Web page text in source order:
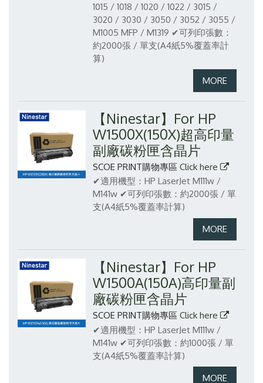
1015 / 1018 / 1020 / 1022 / 3015 /
3020 / 3030 / 3050 / 3052 / 3055 /
M1005 MFP / M1319 ✔可列印張數：
約2000張 / 單支(A4紙5%覆蓋率計
算)
【Ninestar】For HP
W1500X(150X)超高印量
副廠碳粉匣含晶片
SCOE PRINT購物專區 Click here
✔適用機型：HP LaserJet M111w /
M141w ✔可列印張數：約2000張 / 單
支(A4紙5%覆蓋率計算)
【Ninestar】For HP
W1500A(150A)高印量副
廠碳粉匣含晶片
SCOE PRINT購物專區 Click here
✔適用機型：HP LaserJet M111w /
M141w ✔可列印張數：約1000張 / 單
支(A4紙5%覆蓋率計算)